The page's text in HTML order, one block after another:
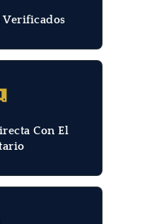
Verificados
Con El